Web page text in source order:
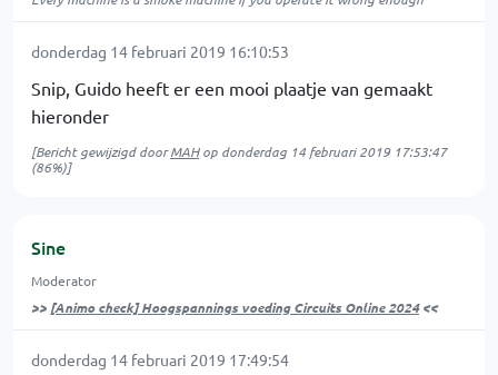
donderdag 14 februari 2019 16:10:53
Snip, Guido heeft er een mooi plaatje van gemaakt
hieronder
[Bericht gewijzigd doorMAHop donderdag 14 februari 2019 17:53:47
(86%)]
Sine
Moderator
>> [Animo check] Hoogspannings voeding Circuits Online 2024<<
donderdag 14 februari 2019 17:49:54